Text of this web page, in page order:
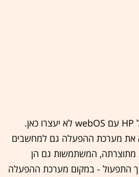
מכל מקום, התוכניות של HP עם webOS לא יעצרו כאן.
את מערכת ההפעלה גם למחשבים
מתוצרתה, המשתמשות גם הן
התפעול - במקום מערכת ההפעלה